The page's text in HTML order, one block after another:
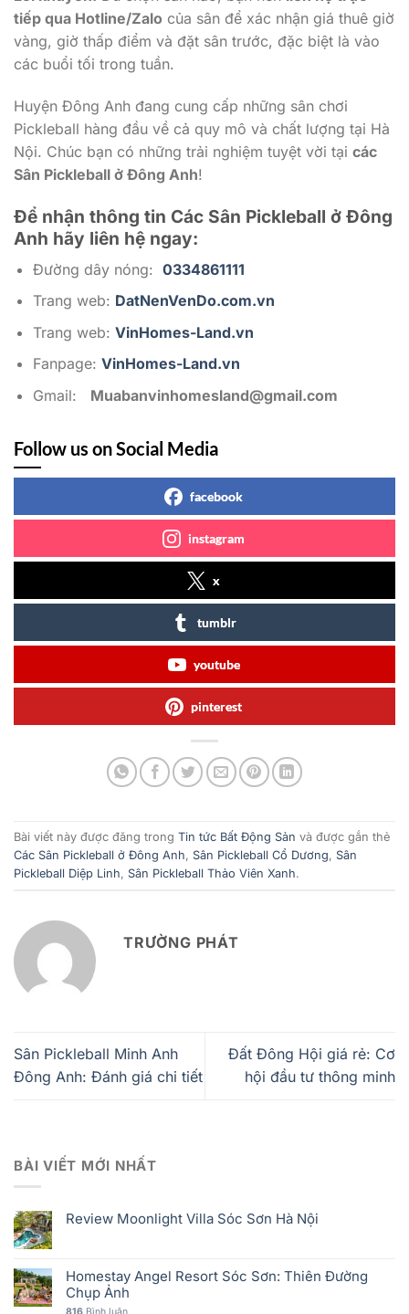
tiếp qua Hotline/Zalo của sân để xác nhận giá thuê giờ
vàng, giờ thấp điểm và đặt sân trước, đặc biệt là vào
các buổi tối trong tuần.
Huyện Đông Anh đang cung cấp những sân chơi
Pickleball hàng đầu về cả quy mô và chất lượng tại Hà
Nội. Chúc bạn có những trải nghiệm tuyệt vời tại các
Sân Pickleball ở Đông Anh!
Để nhận thông tin Các Sân Pickleball ở Đông
Anh hãy liên hệ ngay:
Đường dây nóng: 0334861111
Trang web: DatNenVenDo.com.vn
Trang web: VinHomes-Land.vn
Fanpage: VinHomes-Land.vn
Gmail: Muabanvinhomesland@gmail.com
Follow us on Social Media
facebook
instagram
x
tumblr
youtube
pinterest
Bài viết này được đăng trong Tin tức Bất Động Sản và được gắn thẻ
Các Sân Pickleball ở Đông Anh, Sân Pickleball Cổ Dương, Sân
Pickleball Diệp Linh, Sân Pickleball Thảo Viên Xanh.
TRƯỜNG PHÁT
Sân Pickleball Minh Anh
Đông Anh: Đánh giá chi tiết
Đất Đông Hội giá rẻ: Cơ
hội đầu tư thông minh
BÀI VIẾT MỚI NHẤT
Review Moonlight Villa Sóc Sơn Hà Nội
Homestay Angel Resort Sóc Sơn: Thiên Đường
Chụp Ảnh